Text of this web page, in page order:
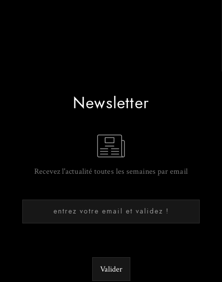
Newsletter
Recevez l'actualité toutes les semaines par email